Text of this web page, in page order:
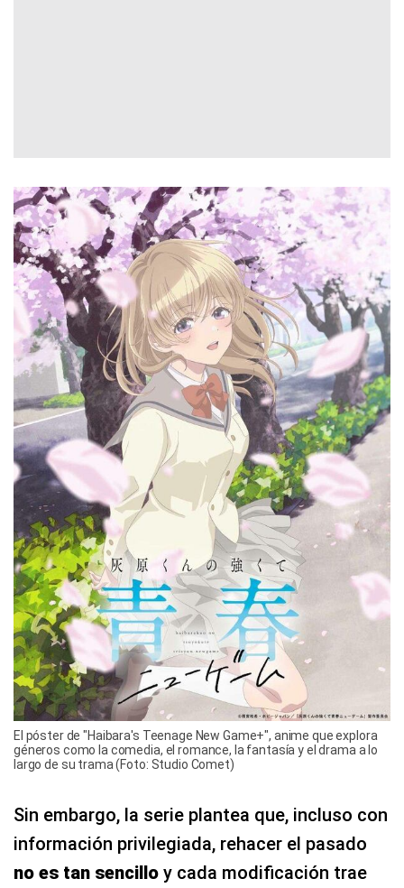
El póster de "Haibara's Teenage New Game+", anime que explora
géneros como la comedia, el romance, la fantasía y el drama a lo
largo de su trama (Foto: Studio Comet)
Sin embargo, la serie plantea que, incluso con
información privilegiada, rehacer el pasado
no es tan sencillo y cada modificación trae